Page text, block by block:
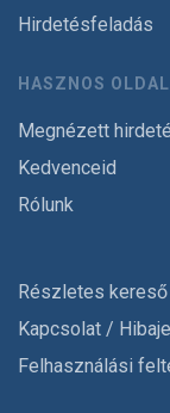
Hirdetésfeladás
HASZNOS
Megnézett
Kedvenceid
Rólunk
Részletes kereső
Kapcsolat /
Felhasználási